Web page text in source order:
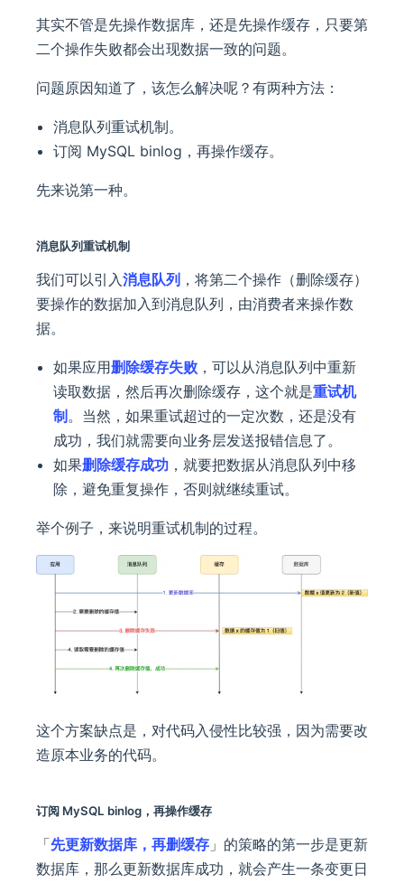
其实不管是先操作数据库，还是先操作缓存，只要第
二个操作失败都会出现数据一致的问题。
问题原因知道了，该怎么解决呢？有两种方法：
消息队列重试机制。
订阅 MySQL binlog，再操作缓存。
先来说第一种。
消息队列重试机制
我们可以引入消息队列 ，将第二个操作（删除缓存）
要操作的数据加入到消息队列，由消费者来操作数
据。
如果应用删除缓存失败 ，可以从消息队列中重新
读取数据，然后再次删除缓存，这个就是重试机
制 。当然，如果重试超过的一定次数，还是没有
成功，我们就需要向业务层发送报错信息了。
如果删除缓存成功 ，就要把数据从消息队列中移
除，避免重复操作，否则就继续重试。
举个例子，来说明重试机制的过程。
这个方案缺点是，对代码入侵性比较强，因为需要改
造原本业务的代码。
订阅 MySQL binlog，再操作缓存
「先更新数据库，再删缓存 」的策略的第一步是更新
数据库，那么更新数据库成功，就会产生一条变更日